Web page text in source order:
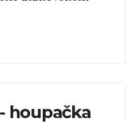
houpačka